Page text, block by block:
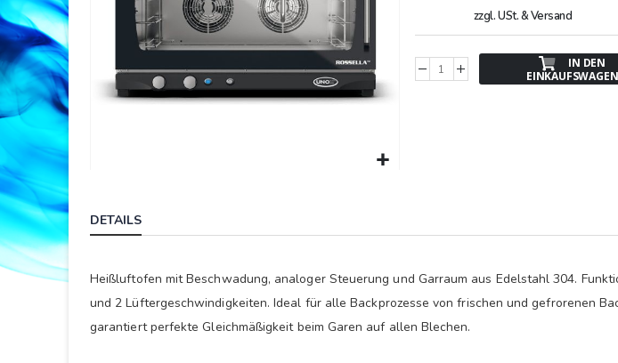
Anfang
zzgl. USt. & Versand
IN DEN
EINKAUFSWAGEN
DETAILS
Heißluftofen mit Beschwadung, analoger Steuerung und Garraum aus Edelstahl 304.
und 2 Lüftergeschwindigkeiten. Ideal für alle Backprozesse von frischen und gefrorenen
garantiert perfekte Gleichmäßigkeit beim Garen auf allen Blechen.